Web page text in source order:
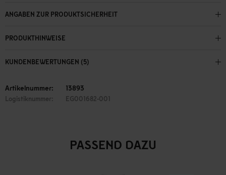
ANGABEN ZUR PRODUKTSICHERHEIT
PRODUKTHINWEISE
KUNDENBEWERTUNGEN (5)
Artikelnummer: 13893
Logistiknummer: EG001682-001
PASSEND DAZU